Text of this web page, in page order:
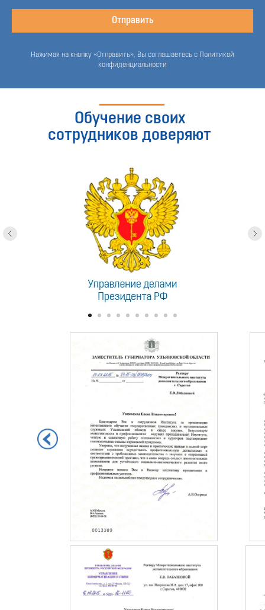
Отправить
Нажимая на кнопку «Отправить», Вы соглашаетесь с Политикой
конфиденциальности
Обучение своих
сотрудников доверяют